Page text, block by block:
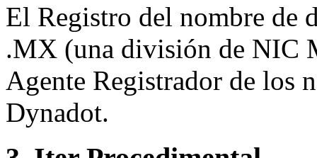
El Registro del nombre de
.MX (una división de NIC
Agente Registrador de los
Dynadot.